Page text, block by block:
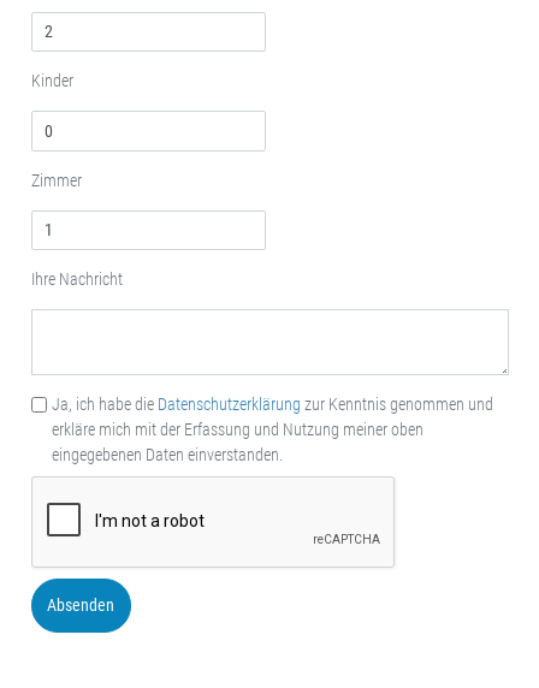
Kinder
Zimmer
Ihre Nachricht
Ja, ich habe die Datenschutzerklärung zur Kenntnis genommen und
erkläre mich mit der Erfassung und Nutzung meiner oben
eingegebenen Daten einverstanden.
Absenden